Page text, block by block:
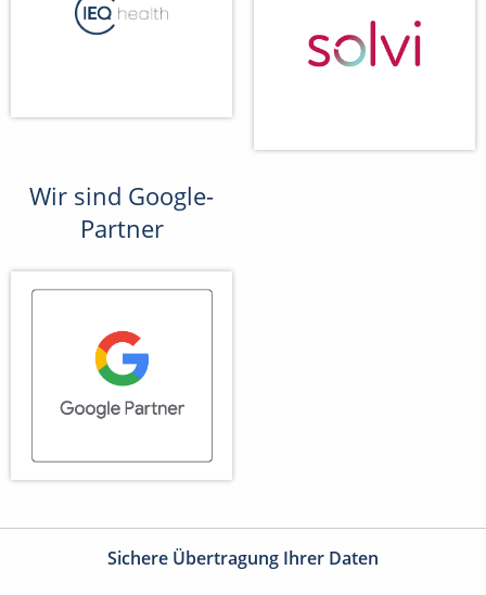
Wir sind Google-
Partner
Sichere Übertragung Ihrer Daten